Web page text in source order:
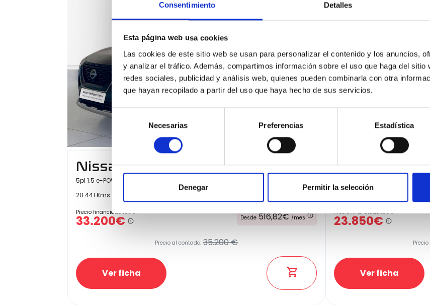
Consentimiento Detalles
Esta página web usa cookies
Las cookies de este sitio web se usan para personalizar el contenido y los anuncios,
y analizar el tráfico. Además, compartimos información sobre el uso que haga del sitio
redes sociales, publicidad y análisis web, quienes pueden combinarla con otra
que hayan recopilado a partir del uso que haya hecho de sus servicios.
Selección
consentimiento
Necesarias Preferencias Estadística
Denegar Permitir la selección
Nissan X-Trail
5pl 1.5 e-POWER 152kW 4x2 A/T Tekna
20.441 Kms
Precio financiado 100%
33.200€ Desde 516,82€/mes
Precio al contado: 35.200 €
Ver ficha
Nissan JUKE
Precio financiado 100%
23.850€
Ver ficha